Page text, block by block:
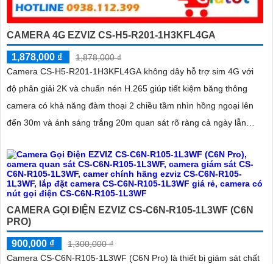
CAMERA 4G EZVIZ CS-H5-R201-1H3KFL4GA
1,878,000 ₫
1,878,000 ₫
Camera CS-H5-R201-1H3KFL4GA không dây hỗ trợ sim 4G với
độ phân giải 2K và chuẩn nén H.265 giúp tiết kiệm băng thông
camera có khả năng đàm thoại 2 chiều tầm nhìn hồng ngoại lên
đến 30m và ánh sáng trắng 20m quan sát rõ ràng cả ngày lẫn
thông minh và cảnh báo bằng còi và đèn chớp phù hợp cho công
trình kho hàng, nhà xưởng công trình
CAMERA GỌI ĐIỆN EZVIZ CS-C6N-R105-1L3WF (C6N
PRO)
900,000 ₫
1,300,000 ₫
Camera CS-C6N-R105-1L3WF (C6N Pro) là thiết bị giám sát chất